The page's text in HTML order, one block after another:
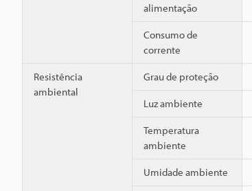
alimentação
Consumo de
corrente
Resistência
ambiental
Grau de proteção
Luz ambiente
Temperatura
ambiente
Umidade ambiente